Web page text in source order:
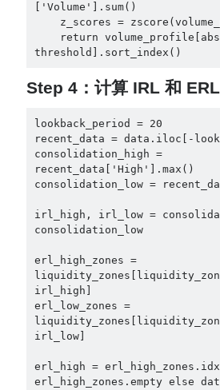
['Volume'].sum()
Step 4：计算 IRL 和 ERL
lookback_period = 20
recent_data = data.iloc[-
consolidation_high =
recent_data['High'].max()
consolidation_low =
irl_high, irl_low =
consolidation_low
erl_high_zones =
irl_high]
erl_low_zones =
irl_low]
erl_high =
erl_high_zones.empty else